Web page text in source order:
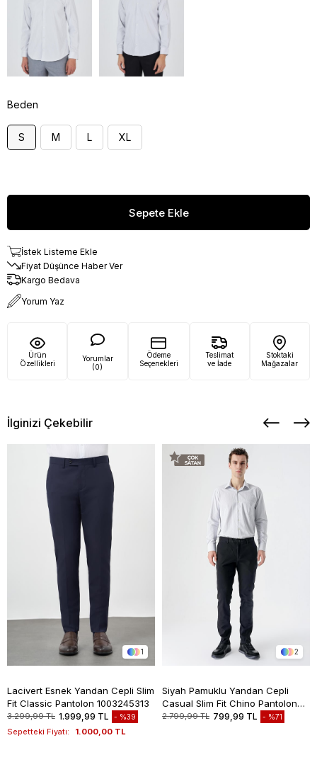
Beden
S M L XL
İstek Listeme Ekle
Fiyat Düşünce Haber Ver
Kargo Bedava
Yorum Yaz
Ürün
Özellikleri
Yorumlar
(0)
Ödeme
Seçenekleri
Teslimat
ve İade
Stoktaki
Mağazalar
İlginizi Çekebilir
1
Lacivert Esnek Yandan Cepli Slim
Fit Classic Pantolon 1003245313
3.299,99 TL 1.999,99 TL %39
Sepetteki Fiyatı: 1.000,00 TL
2
Siyah Pamuklu Yandan Cepli
Casual Slim Fit Chino Pantolon
1003235117
2.799,99 TL 799,99 TL %71